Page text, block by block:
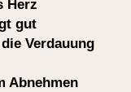
Herz
gut
Verdauung
Abnehmen